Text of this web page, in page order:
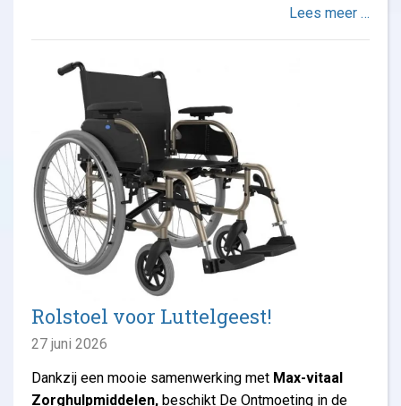
Lees meer …
Rolstoel voor Luttelgeest!
27 juni 2026
Dankzij een mooie samenwerking met Max-vitaal
Zorghulpmiddelen, beschikt De Ontmoeting in de